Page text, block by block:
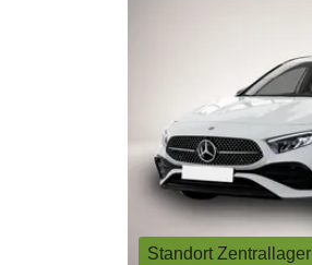
Standort Zentrallager